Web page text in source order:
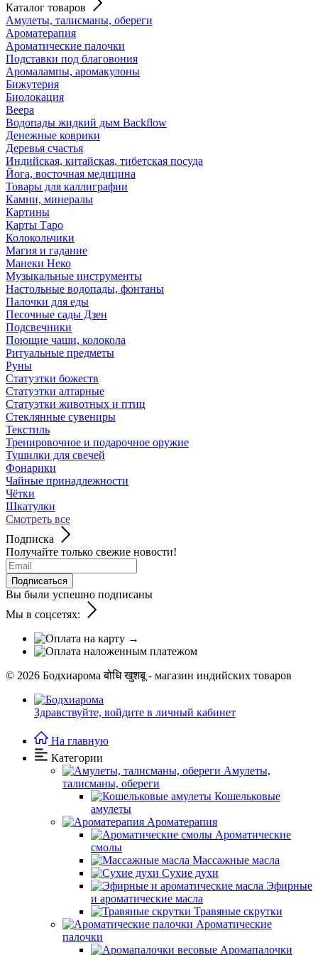
Каталог товаров
Амулеты, талисманы, обереги
Ароматерапия
Ароматические палочки
Подставки под благовония
Аромалампы, аромакулоны
Бижутерия
Биолокация
Веера
Водопады жидкий дым Backflow
Денежные коврики
Деревья счастья
Индийская, китайская, тибетская посуда
Йога, восточная медицина
Товары для каллиграфии
Камни, минералы
Картины
Карты Таро
Колокольчики
Магия и гадание
Манеки Неко
Музыкальные инструменты
Настольные водопады, фонтаны
Палочки для еды
Песочные сады Дзен
Подсвечники
Поющие чаши, колокола
Ритуальные предметы
Руны
Статуэтки божеств
Статуэтки алтарные
Статуэтки животных и птиц
Стеклянные сувениры
Текстиль
Тренировочное и подарочное оружие
Тушилки для свечей
Фонарики
Чайные принадлежности
Чётки
Шкатулки
Смотреть все
Подписка
Получайте только свежие новости!
Подписаться
Вы были успешно подписаны
Мы в соцсетях:
© 2026 Бодхиарома बोधि खुशबू - магазин индийских товаров
Здравствуйте, войдите в личный кабинет
На главную
Категории
Амулеты,
талисманы, обереги
Кошельковые
амулеты
Ароматерапия
Ароматические
смолы
Массажные масла
Сухие духи
Эфирные
и ароматические масла
Травяные скрутки
Ароматические
палочки
Аромапалочки